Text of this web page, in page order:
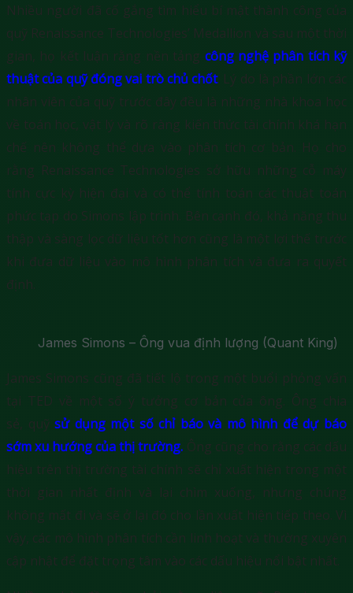
Nhiều người đã cố gắng tìm hiểu bí mật thành công của
quỹ Renaissance Technologies’ Medallion và sau một thời
gian, họ kết luận rằng nền tảng công nghệ phân tích kỹ
thuật của quỹ đóng vai trò chủ chốt. Lý do là phần lớn các
nhân viên của quỹ trước đây đều là những nhà khoa học
về toán học, vật lý và rõ ràng kiến thức tài chính khá hạn
chế nên không thể dựa vào phân tích cơ bản. Họ cho
rằng Renaissance Technologies sở hữu những cỗ máy
tính cực kỳ hiện đại và có thể tính toán các thuật toán
phức tạp do Simons lập trình. Bên cạnh đó, khả năng thu
thập và sàng lọc dữ liệu tốt hơn cũng là một lợi thế trước
khi đưa dữ liệu vào mô hình phân tích và đưa ra quyết
định.
James Simons – Ông vua định lượng (Quant King)
James Simons cũng đã tiết lộ trong một buổi phỏng vấn
tại TED về một số ý tưởng cơ bản của ông. Ông chia
sẻ, quỹsử dụng một số chỉ báo và mô hình để dự báo
sớm xu hướng của thị trường. Ông cũng cho rằng các dấu
hiệu trên thị trường tài chính sẽ chỉ xuất hiện trong một
thời gian nhất định và lại chìm xuống, nhưng chúng
không mất đi và sẽ ở lại đó cho lần xuất hiện tiếp theo. Vì
vậy, các mô hình phân tích cần linh hoạt và thường xuyên
cập nhật để đặt trọng tâm vào các dấu hiệu nổi bật nhất.